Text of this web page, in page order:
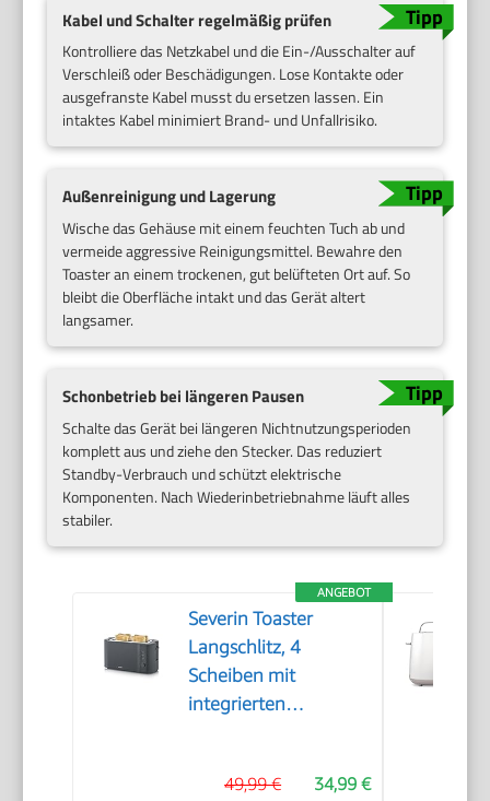
Kabel und Schalter regelmäßig prüfen
Kontrolliere das Netzkabel und die Ein-/Ausschalter auf
Verschleiß oder Beschädigungen. Lose Kontakte oder
ausgefranste Kabel musst du ersetzen lassen. Ein
intaktes Kabel minimiert Brand- und Unfallrisiko.
Außenreinigung und Lagerung
Wische das Gehäuse mit einem feuchten Tuch ab und
vermeide aggressive Reinigungsmittel. Bewahre den
Toaster an einem trockenen, gut belüfteten Ort auf. So
bleibt die Oberfläche intakt und das Gerät altert
langsamer.
Schonbetrieb bei längeren Pausen
Schalte das Gerät bei längeren Nichtnutzungsperioden
komplett aus und ziehe den Stecker. Das reduziert
Standby-Verbrauch und schützt elektrische
Komponenten. Nach Wiederinbetriebnahme läuft alles
stabiler.
ANGEBOT
Severin Toaster
Langschlitz, 4
Scheiben mit
integrierten
Röstschachte,
34,99 €
49,99 €